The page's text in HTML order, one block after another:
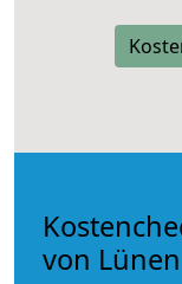
von